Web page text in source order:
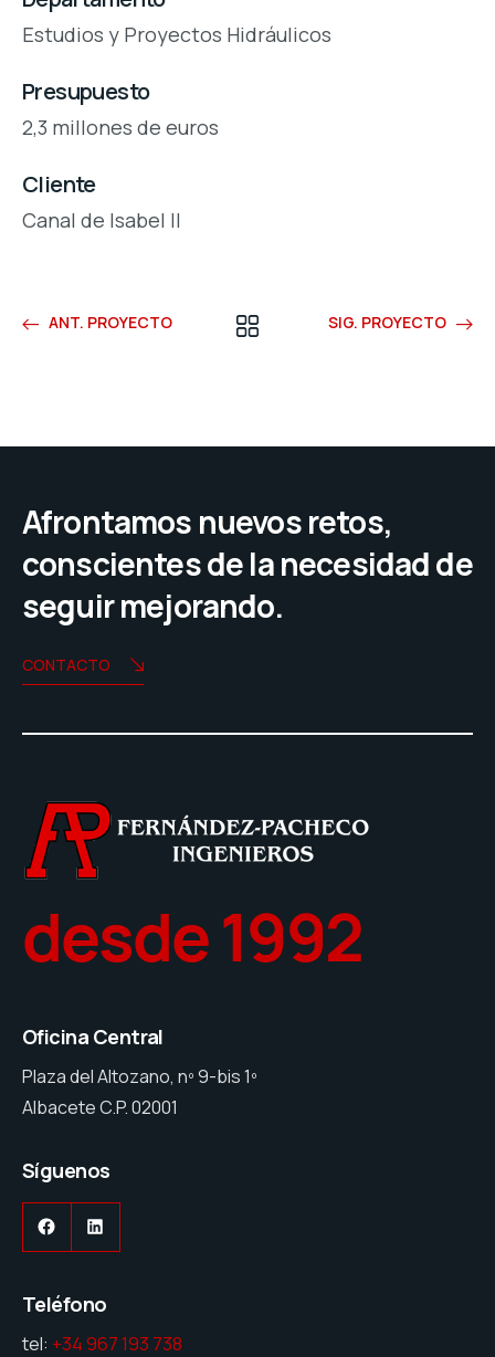
Estudios y Proyectos Hidráulicos
Presupuesto
2,3 millones de euros
Cliente
Canal de Isabel II
ANT. PROYECTO SIG. PROYECTO
Afrontamos nuevos retos,
conscientes de la necesidad de
seguir mejorando.
CONTACTO
desde 1992
Oficina Central
Plaza del Altozano, nº 9-bis 1º
Albacete C.P. 02001
Síguenos
FacebookLinkedIn
Teléfono
tel: +34 967 193 738